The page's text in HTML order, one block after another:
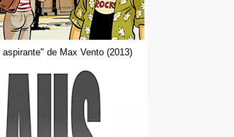
de Max Vento (2013)